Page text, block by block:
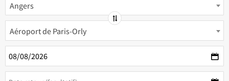
Angers
Aéroport de Paris-Orly